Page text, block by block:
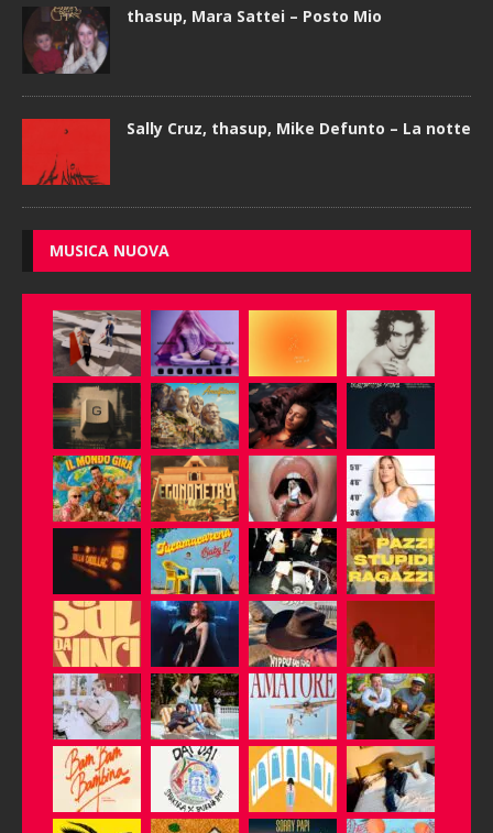
thasup, Mara Sattei – Posto Mio
Sally Cruz, thasup, Mike Defunto – La notte
MUSICA NUOVA